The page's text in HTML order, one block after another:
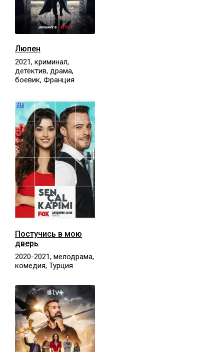
Люпен
2021, криминал,
детектив, драма,
боевик, Франция
Постучись в мою
дверь
2020-2021, мелодрама,
комедия, Турция